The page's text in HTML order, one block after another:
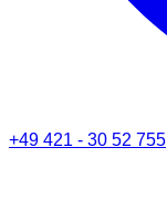
+49 421 - 30 52 755